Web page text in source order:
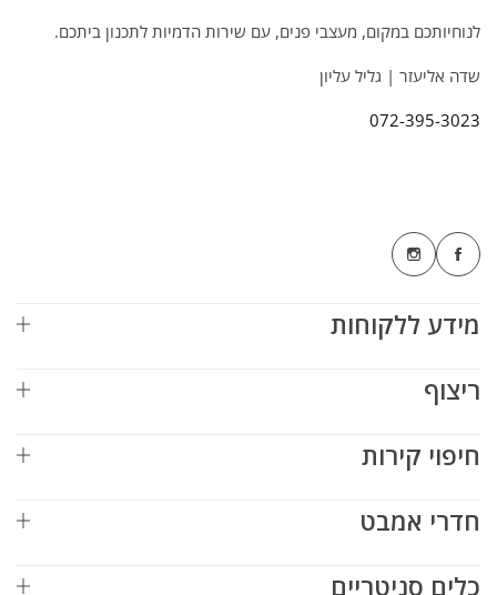
לנוחיותכם במקום, מעצבי פנים, עם שירות הדמיות לתכנון ביתכם.
שדה אליעזר | גליל עליון
072-395-3023
מידע ללקוחות
ריצוף
חיפוי קירות
חדרי אמבט
כלים סניטריים